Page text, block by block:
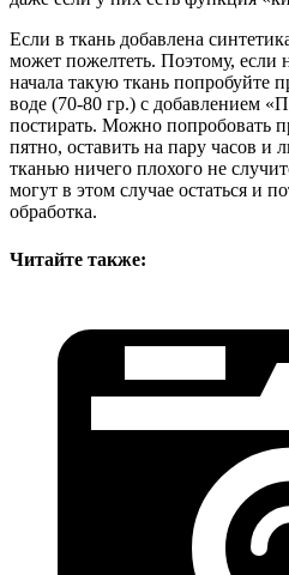
Если в ткань добавлена
может пожелтеть. Поэтому, если
начала такую ткань попробуйте
воде (70-80 гр.) с добавлением
постирать. Можно попробовать
пятно, оставить на пару часов и
тканью ничего плохого не
могут в этом случае остаться и
обработка.
Читайте также: